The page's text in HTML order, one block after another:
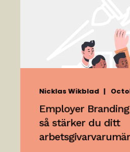
Nicklas Wikblad
Employer
så stärker du ditt